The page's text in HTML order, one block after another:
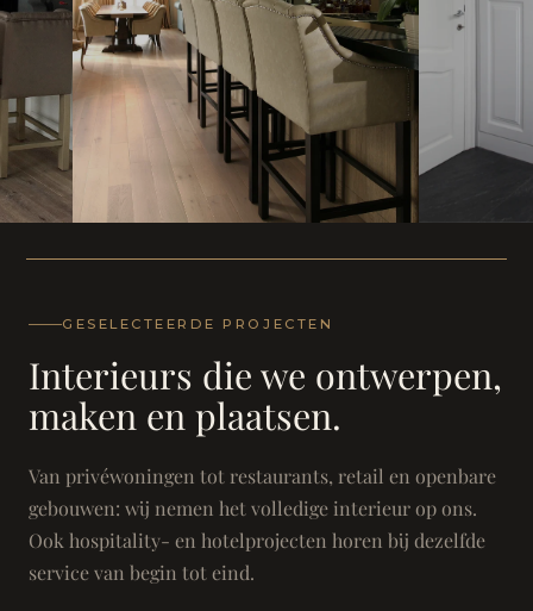
Landhuis - Grimbergen
GESELECTEERDE PROJECTEN
Interieurs die we ontwerpen,
maken en plaatsen.
Van privéwoningen tot restaurants, retail en openbare
gebouwen: wij nemen het volledige interieur op ons.
Ook hospitality- en hotelprojecten horen bij dezelfde
service van begin tot eind.